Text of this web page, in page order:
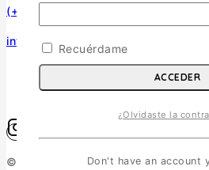
(+56) 966770307
infosurmaquetas@surmaquetas.cl
© 2026 Surmaquetas
Recuérdame
ACCEDER
¿Olvidaste la
Don't have an account